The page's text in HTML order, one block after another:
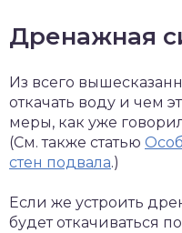
Дренажная
Из всего
откачать воду и чем
меры, как уже
(См. также статью
стен подвала.)
Если же устроить
будет откачиваться